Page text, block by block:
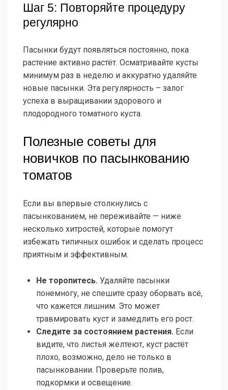
Шаг 5: Повторяйте процедуру
регулярно
Пасынки будут появляться постоянно, пока
растение активно растёт. Осматривайте кусты
минимум раз в неделю и аккуратно удаляйте
новые пасынки. Эта регулярность – залог
успеха в выращивании здорового и
плодородного томатного куста.
Полезные советы для
новичков по пасынкованию
томатов
Если вы впервые столкнулись с
пасынкованием, не переживайте — ниже
несколько хитростей, которые помогут
избежать типичных ошибок и сделать процесс
приятным и эффективным.
Не торопитесь. Удаляйте пасынки
понемногу, не спешите сразу оборвать всё,
что кажется лишним. Это может
травмировать куст и замедлить его рост.
Следите за состоянием растения. Если
видите, что листья желтеют, куст растёт
плохо, возможно, дело не только в
пасынковании. Проверьте полив,
подкормки и освещение.